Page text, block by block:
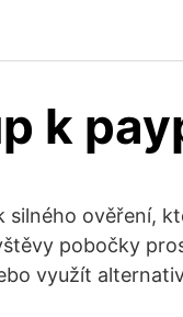
k
ověření,
pobočky
využít